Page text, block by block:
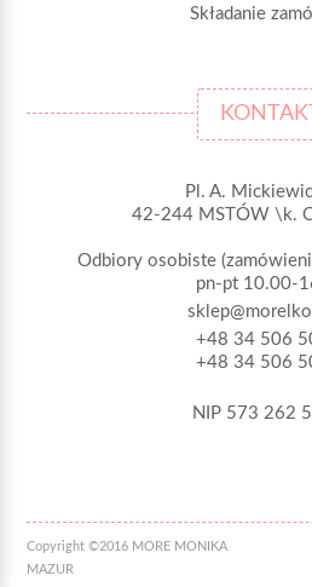
Składanie
KONTAKT
Pl. A.
42-244 MSTÓW \k.
Odbiory osobiste
pn-pt 10.00-
+48 34 506
+48 34 506
NIP 573 262
Copyright ©2016 MORE MONIKA
MAZUR